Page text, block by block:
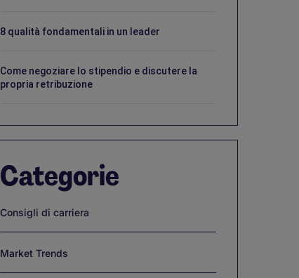
8 qualità fondamentali in un leader
Come negoziare lo stipendio e discutere la
propria retribuzione
Categorie
Consigli di carriera
Market Trends